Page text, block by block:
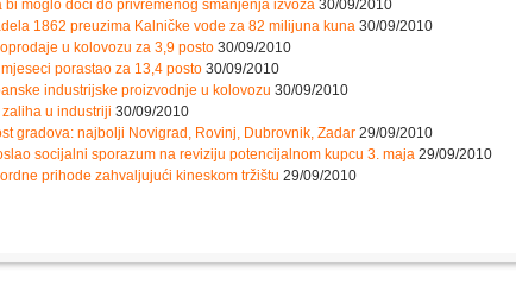
bi moglo doći do privremenog smanjenja izvoza 30/09/2010
1862 preuzima Kalničke vode za 82 milijuna kuna 30/09/2010
u kolovozu za 3,9 posto 30/09/2010
porastao za 13,4 posto 30/09/2010
industrijske proizvodnje u kolovozu 30/09/2010
u industriji 30/09/2010
gradova: najbolji Novigrad, Rovinj, Dubrovnik, Zadar 29/09/2010
socijalni sporazum na reviziju potencijalnom kupcu 3. maja 29/09/2010
prihode zahvaljujući kineskom tržištu 29/09/2010